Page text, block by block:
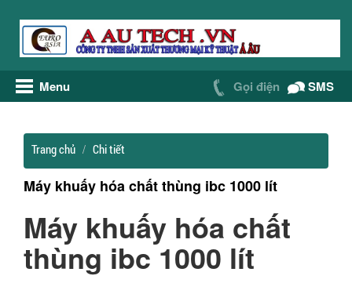
Menu Gọi điện SMS
Trang chủ Chi tiết
Máy khuấy hóa chất thùng ibc 1000 lít
Máy khuấy hóa chất
thùng ibc 1000 lít